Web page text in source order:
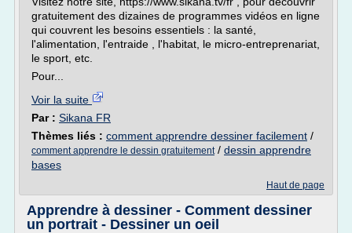
gratuitement des dizaines de programmes vidéos en ligne
qui couvrent les besoins essentiels : la santé,
l'alimentation, l'entraide , l'habitat, le micro-entreprenariat,
le sport, etc.
Pour...
Voir la suite
Par : Sikana FR
Thèmes liés : comment apprendre dessiner facilement /
comment apprendre le dessin gratuitement/ dessin apprendre
bases
Haut de page
Apprendre à dessiner - Comment dessiner
un portrait - Dessiner un oeil